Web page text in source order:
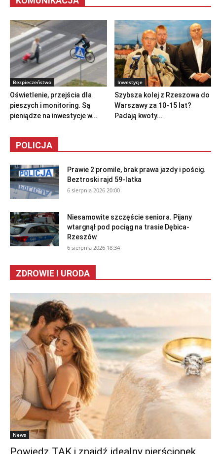
Bezpieczeństwo
Oświetlenie, przejścia dla
pieszych i monitoring. Są
pieniądze na inwestycje w...
Inwestycje
Szybsza kolej z Rzeszowa do
Warszawy za 10-15 lat?
Padają kwoty...
POLICJA
Prawie 2 promile, brak prawa jazdy i pościg.
Beztroski rajd 59-latka
6 sierpnia 2026 20:00
Niesamowite szczęście seniora. Pijany
wtargnął pod pociąg na trasie Dębica-
Rzeszów
6 sierpnia 2026 18:34
ZDROWIE I URODA
News